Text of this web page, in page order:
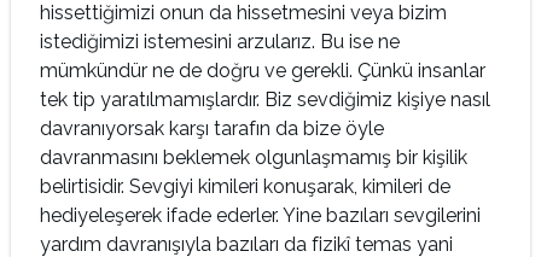
hissettiğimizi onun da hissetmesini veya bizim
istediğimizi istemesini arzularız. Bu ise ne
mümkündür ne de doğru ve gerekli. Çünkü insanlar
tek tip yaratılmamışlardır. Biz sevdiğimiz kişiye nasıl
davranıyorsak karşı tarafın da bize öyle
davranmasını beklemek olgunlaşmamış bir kişilik
belirtisidir. Sevgiyi kimileri konuşarak, kimileri de
hediyeleşerek ifade ederler. Yine bazıları sevgilerini
yardım davranışıyla bazıları da fizikî temas yani